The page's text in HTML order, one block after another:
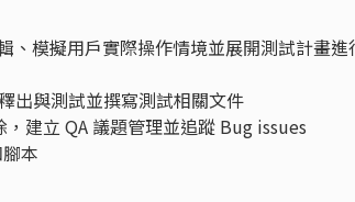
模擬用戶實際操作情境並展開測試計畫進
出與測試並撰寫測試相關文件
建立 QA 議題管理並追蹤 Bug issues
本